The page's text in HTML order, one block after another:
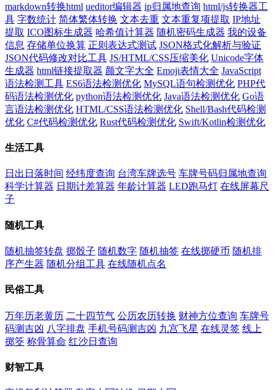
markdown转换html ueditor编辑器 ip归属地查询 html/js转换器工
具 字数统计 简体繁体转换 文本去重 文本重复项提取 IP地址
提取 ICO图标生成器 哈希值计算器 随机密码生成器 我的设备
信息 存储单位换算 正则表达式测试 JSON格式化解析与验证
JSON代码修改对比工具 JS/HTML/CSS压缩美化 Unicode字体
生成器 html链接提取器 颜文字大全 Emoji表情大全 JavaScript
语法检测工具 ES6语法检测优化 MySQL语句检测优化 PHP代
码语法检测优化 python语法检测优化 Java语法检测优化 Go语
言语法检测优化 HTML/CSS语法检测优化 Shell/Bash代码检测
优化 C#代码检测优化 Rust代码检测优化 Swift/Kotlin检测优化
生活工具
日出日落时间 经纬度查询 台湾车牌选号 车牌号码归属地查询
科学计算器 日期计差算器 年龄计算器 LED跑马灯 在线屏幕尺
子
随机工具
随机抽签转盘 掷骰子 随机数字 随机抽签 在线掷硬币 随机排
序产生器 随机分组工具 在线随机点名
民俗工具
万年历老黄历 二十四节气 公历农历转换 财神方位查询 车牌号
码测吉凶 八字排盘 手机号码测吉凶 九宫飞星 在线灵签 线上
掷筊 称骨算命 红沙日查询
财智工具